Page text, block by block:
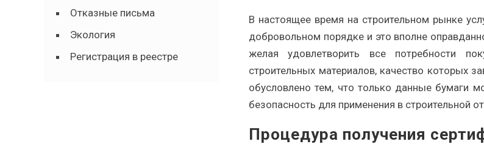
В настоящее время на строительном рынке
добровольном порядке и это вполне
желая удовлетворить все потребности
строительных материалов, качество которых
обусловлено тем, что только данные бумаги
безопасность для применения в строительной
Процедура получения
Отказные письма
Экология
Регистрация в реестре